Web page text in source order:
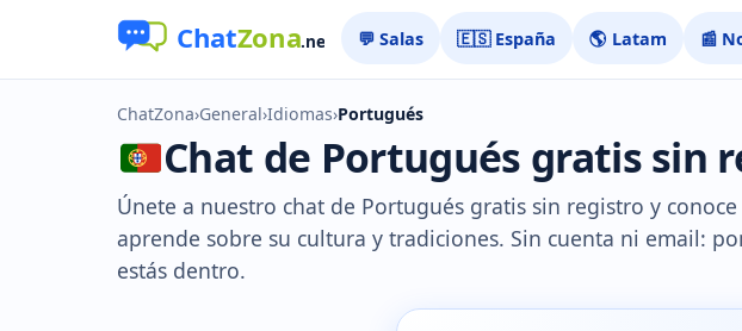
💬 Salas 🇪🇸 España 🌎 Latam 📰
ChatZona›General›Idiomas›Portugués
Chat de Portugués gratis sin
Únete a nuestro chat de Portugués gratis sin registro y
aprende sobre su cultura y tradiciones. Sin cuenta ni email:
estás dentro.